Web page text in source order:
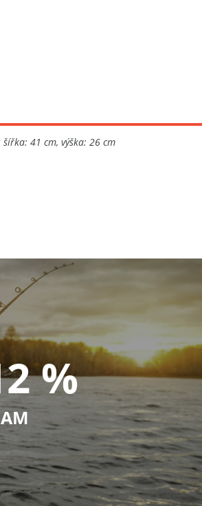
41 cm, výška: 26 cm
%